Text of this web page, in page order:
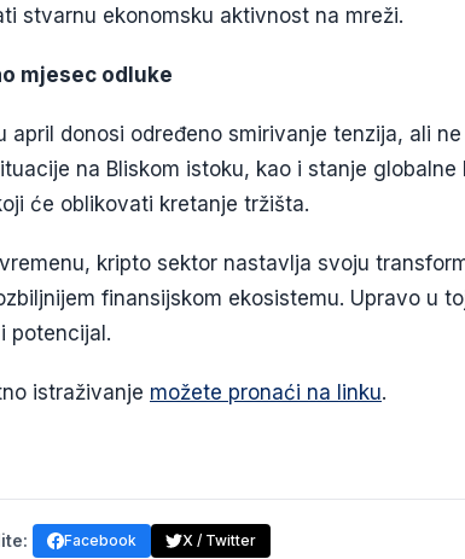
stvarnu ekonomsku aktivnost na mreži.
mjesec odluke
april donosi određeno smirivanje tenzija, ali
na Bliskom istoku, kao i stanje
će oblikovati kretanje tržišta.
kripto sektor nastavlja svoju
finansijskom ekosistemu. Upravo u
potencijal.
istraživanje možete pronaći na linku.
Facebook X / Twitter